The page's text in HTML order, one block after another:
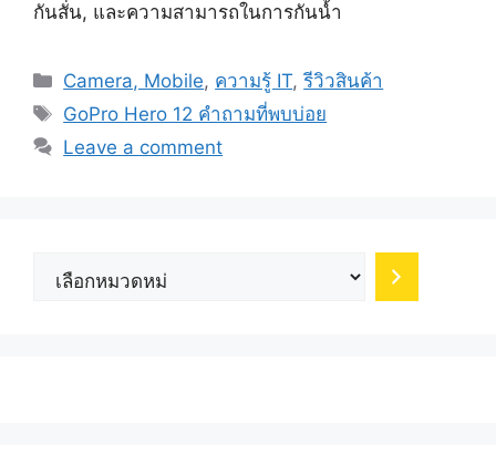
กันสั่น, และความสามารถในการกันน้ำ
Categories
Camera, Mobile, ความรู้ IT,รีวิวสินค้า
Tags
GoPro Hero 12 คำถามที่พบบ่อย
Leave a comment
หมวด